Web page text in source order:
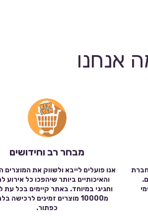
אנחנו
במרבית המקרים המשלוח מגיע עד 3 ימי
מבחר רב וחידושים
אנו פועלים לייבא ולשווק את המוצרים
והאיכותיים ביותר שיהפכו כל אירוע
וחגיגי במיוחד. באתר קיימים בכל עת
מ10000 מוצרים זמינים לרכישה
כפתור.